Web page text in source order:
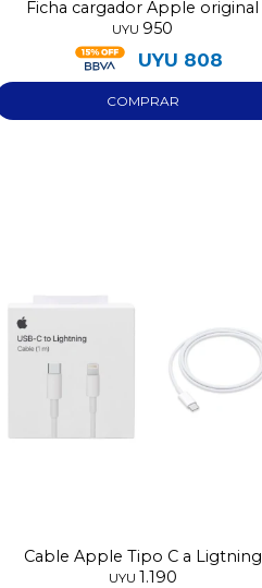
Ficha cargador Apple original
UYU 950
UYU 808
Cable Apple Tipo C a Ligtning
UYU 1.190